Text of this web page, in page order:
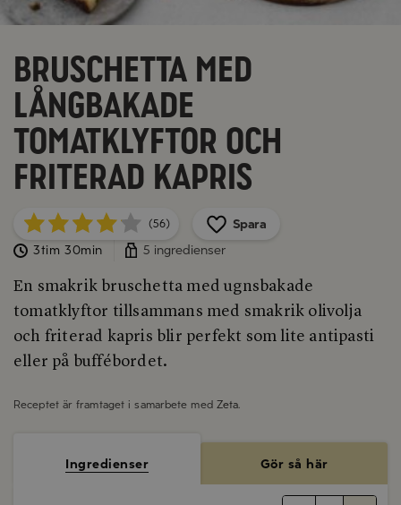
Bruschetta med
långbakade
tomatklyftor och
friterad kapris
(56)
Spara
3tim 30min
5 ingredienser
En smakrik bruschetta med ugnsbakade
tomatklyftor tillsammans med smakrik olivolja
och friterad kapris blir perfekt som lite antipasti
eller på buffébordet.
Receptet är framtaget i samarbete med Zeta.
Ingredienser Gör så här